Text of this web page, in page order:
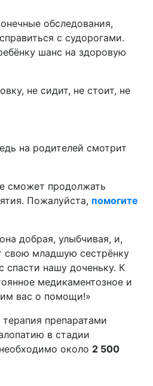
обследования,
с судорогами.
шанс на здоровую
не сидит, не стоит, не
на родителей смотрит
сможет продолжать
Пожалуйста, помогите
добрая, улыбчивая, и,
свою младшую сестрёнку
нашу доченьку. К
медикаментозное и
вас о помощи!»
препаратами
в стадии
около 2 500